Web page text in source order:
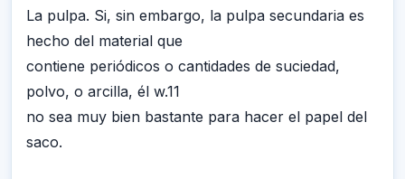
La pulpa. Si, sin embargo, la pulpa secundaria es
hecho del material que
contiene periódicos o cantidades de suciedad,
polvo, o arcilla, él w.11
no sea muy bien bastante para hacer el papel del
saco.